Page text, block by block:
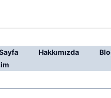
Hakkımızda